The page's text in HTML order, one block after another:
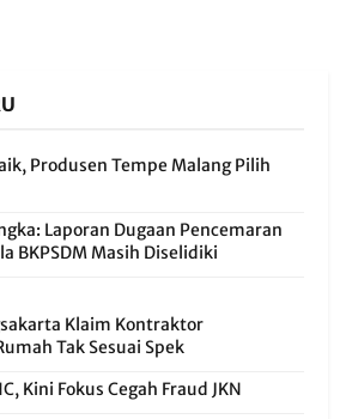
Produsen Tempe Malang Pilih
Laporan Dugaan Pencemaran
BKPSDM Masih Diselidiki
Klaim Kontraktor
Tak Sesuai Spek
Kini Fokus Cegah Fraud JKN